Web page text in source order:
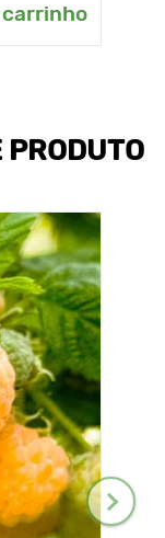
carrinho
PRODUTO